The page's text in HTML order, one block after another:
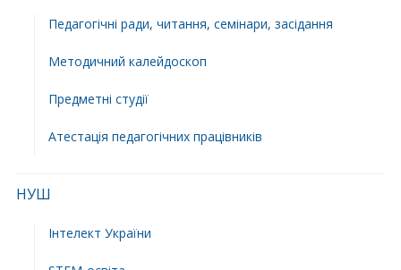
Педагогічні ради, читання, семінари, засідання
Методичний калейдоскоп
Предметні студії
Атестація педагогічних працівників
НУШ
Інтелект України